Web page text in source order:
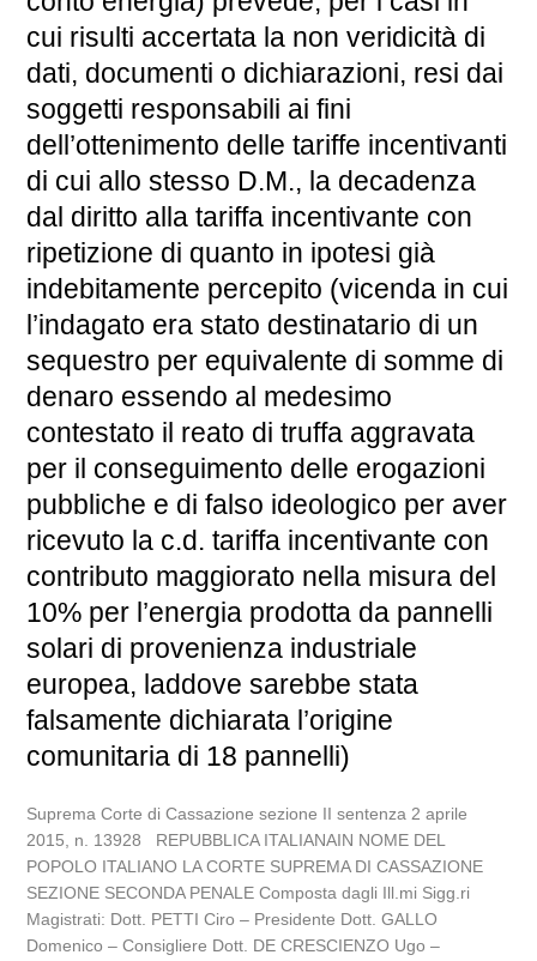
cui risulti accertata la non veridicità di
dati, documenti o dichiarazioni, resi dai
soggetti responsabili ai fini
dell’ottenimento delle tariffe incentivanti
di cui allo stesso D.M., la decadenza
dal diritto alla tariffa incentivante con
ripetizione di quanto in ipotesi già
indebitamente percepito (vicenda in cui
l’indagato era stato destinatario di un
sequestro per equivalente di somme di
denaro essendo al medesimo
contestato il reato di truffa aggravata
per il conseguimento delle erogazioni
pubbliche e di falso ideologico per aver
ricevuto la c.d. tariffa incentivante con
contributo maggiorato nella misura del
10% per l’energia prodotta da pannelli
solari di provenienza industriale
europea, laddove sarebbe stata
falsamente dichiarata l’origine
comunitaria di 18 pannelli)
Suprema Corte di Cassazione sezione II sentenza 2 aprile
2015, n. 13928 REPUBBLICA ITALIANAIN NOME DEL
POPOLO ITALIANO LA CORTE SUPREMA DI CASSAZIONE
SEZIONE SECONDA PENALE Composta dagli Ill.mi Sigg.ri
Magistrati: Dott. PETTI Ciro – Presidente Dott. GALLO
Domenico – Consigliere Dott. DE CRESCIENZO Ugo –